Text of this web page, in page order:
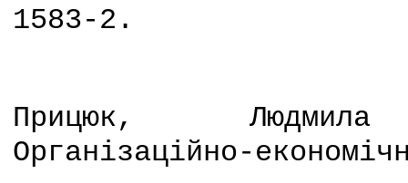
1583-2.
Прицюк,
Органiзацiйно-